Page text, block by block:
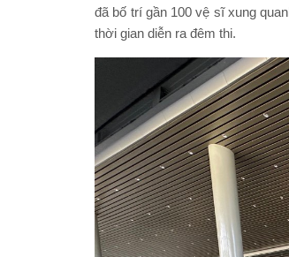
đã bố trí gần 100 vệ sĩ xung
thời gian diễn ra đêm thi.